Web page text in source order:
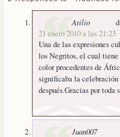
Atilio
21 enero 2010 a las 21:23
Una de las expresiones
los Negritos, el cual tiene
color procedentes de
significaba la
después.Gracias por toda
Juan007